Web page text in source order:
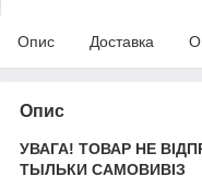
Опис Доставка
Опис
УВАГА! ТОВАР НЕ
ТЫЛЬКИ САМОВИВІЗ